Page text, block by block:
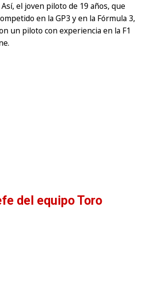
el joven piloto de 19 años, que
en la GP3 y en la Fórmula 3,
un piloto con experiencia en la F1
del equipo Toro